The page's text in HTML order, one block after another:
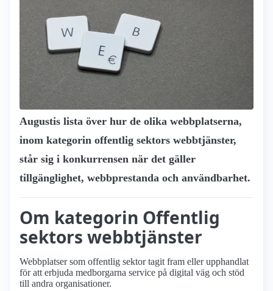
Augustis lista över hur de olika webbplatserna,
inom kategorin offentlig sektors webbtjänster,
står sig i konkurrensen när det gäller
tillgänglighet, webbprestanda och användbarhet.
Om kategorin Offentlig
sektors webbtjänster
Webbplatser som offentlig sektor tagit fram eller upphandlat
för att erbjuda medborgarna service på digital väg och stöd
till andra organisationer.